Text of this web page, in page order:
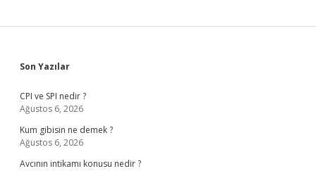
Sidebar
Son Yazılar
CPI ve SPI nedir ?
Ağustos 6, 2026
Kum gibisin ne demek ?
Ağustos 6, 2026
Avcının intikamı konusu nedir ?